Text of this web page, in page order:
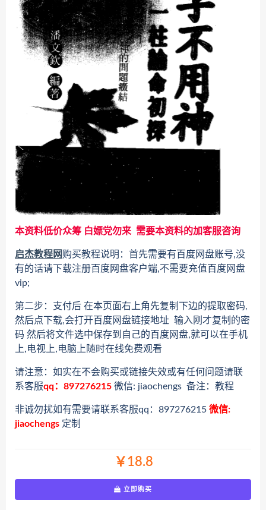
本资料低价众筹 白嫖党勿来 需要本资料的加客服咨询
启杰教程网购买教程说明：首先需要有百度网盘账号,没
有的话请下载注册百度网盘客户端,不需要充值百度网盘
vip;
第二步：支付后 在本页面右上角先复制下边的提取密码,
然后点下载,会打开百度网盘链接地址 输入刚才复制的密
码 然后将文件选中保存到自己的百度网盘,就可以在手机
上,电视上,电脑上随时在线免费观看
请注意：如实在不会购买或链接失效或有任何问题请联
系客服qq：897276215 微信: jiaochengs 备注：教程
非诚勿扰如有需要请联系客服qq：897276215 微信:
jiaochengs 定制
￥18.8
立即购买